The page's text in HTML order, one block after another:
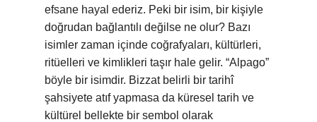
efsane hayal ederiz. Peki bir isim, bir kişiyle
doğrudan bağlantılı değilse ne olur? Bazı
isimler zaman içinde coğrafyaları, kültürleri,
ritüelleri ve kimlikleri taşır hale gelir. “Alpago”
böyle bir isimdir. Bizzat belirli bir tarihî
şahsiyete atıf yapmasa da küresel tarih ve
kültürel bellekte bir sembol olarak